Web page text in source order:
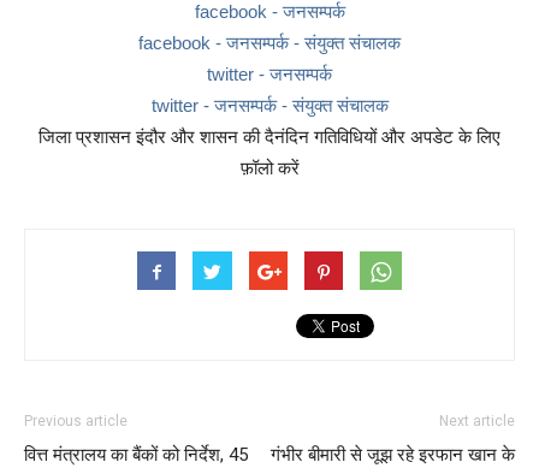
facebook - जनसम्पर्क
facebook - जनसम्पर्क - संयुक्त संचालक
twitter - जनसम्पर्क
twitter - जनसम्पर्क - संयुक्त संचालक
जिला प्रशासन इंदौर और शासन की दैनंदिन गतिविधियों और अपडेट के लिए
फ़ॉलो करें
Previous article
वित्त मंत्रालय का बैंकों को निर्देश, 45
Next article
गंभीर बीमारी से जूझ रहे इरफान खान के